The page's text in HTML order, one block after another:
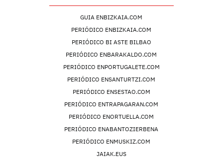
GUIA ENBIZKAIA.COM
PERIÓDICO ENBIZKAIA.COM
PERIÓDICO BI ASTE BILBAO
PERIÓDICO ENBARAKALDO.COM
PERIÓDICO ENPORTUGALETE.COM
PERIÓDICO ENSANTURTZI.COM
PERIÓDICO ENSESTAO.COM
PERIÓDICO ENTRAPAGARAN.COM
PERIÓDICO ENORTUELLA.COM
PERIÓDICO ENABANTOZIERBENA
PERIÓDICO ENMUSKIZ.COM
JAIAK.EUS